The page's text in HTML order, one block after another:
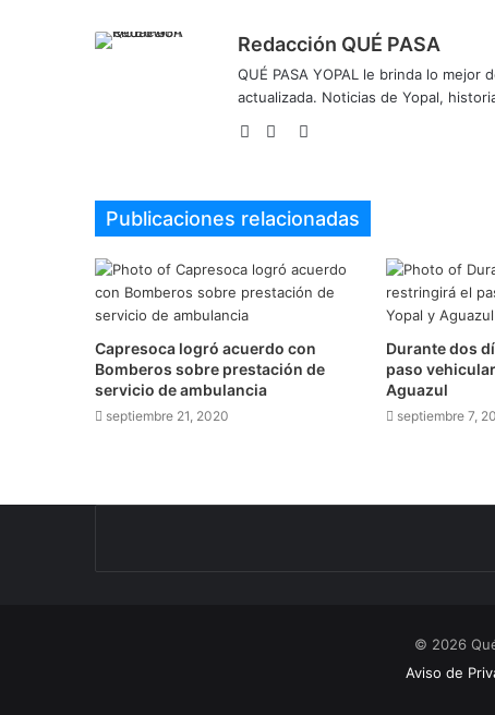
Redacción QUÉ PASA
QUÉ PASA YOPAL le brinda lo mejor
actualizada. Noticias de Yopal,
Sitio Facebook
Twitter
Publicaciones relacionadas
Capresoca logró acuerdo con
Bomberos sobre prestación de
servicio de ambulancia
septiembre 21, 2020
Durante dos
paso
Aguazul
septiembre 7,
© 2026
Aviso de